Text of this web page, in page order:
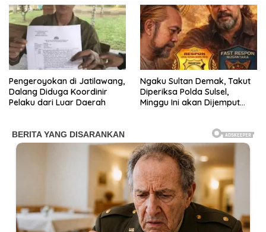
Pengeroyokan di Jatilawang,
Dalang Diduga Koordinir
Pelaku dari Luar Daerah
Ngaku Sultan Demak, Takut
Diperiksa Polda Sulsel,
Minggu Ini akan Dijemput